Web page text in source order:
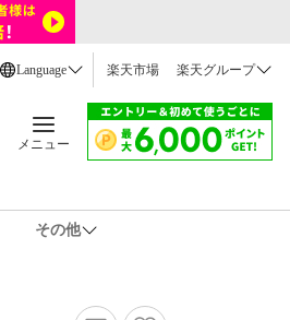
Language 楽天市場 楽天グループ
メニュー
その他